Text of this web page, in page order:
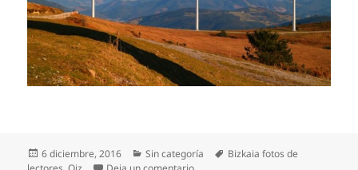
Publicado
el
6 diciembre, 2016 Categorías
Sin categoría Etiquetas
Bizkaia fotos de
en Desde el monte Oiz